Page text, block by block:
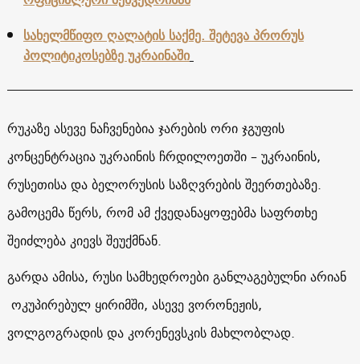
სახელმწიფო ღალატის საქმე. შეტევა პრორუს
პოლიტიკოსებზე უკრაინაში
რუკაზე ასევე ნაჩვენებია ჯარების ორი ჯგუფის
კონცენტრაცია უკრაინის ჩრდილოეთში – უკრაინის,
რუსეთისა და ბელორუსის საზღვრების შეერთებაზე.
გამოცემა წერს, რომ ამ ქვედანაყოფებმა საფრთხე
შეიძლება კიევს შეუქმნან.
გარდა ამისა, რუსი სამხედროები განლაგებულნი არიან
ოკუპირებულ ყირიმში, ასევე ვორონეჟის,
ვოლგოგრადის და კორენევსკის მახლობლად.